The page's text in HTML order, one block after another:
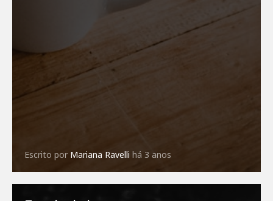
Escrito por Mariana Ravelli há 3 anos